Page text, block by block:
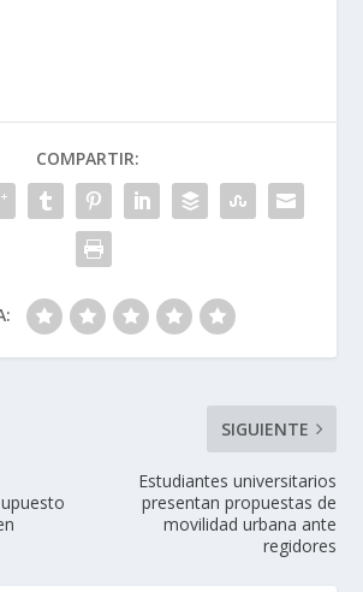
COMPARTIR:
SIGUIENTE
Estudiantes universitarios
presentan propuestas de
movilidad urbana ante
regidores